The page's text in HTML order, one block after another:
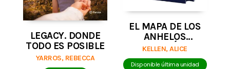
LEGACY. DONDE
TODO ES POSIBLE
YARROS, REBECCA
EL MAPA DE LOS
ANHELOS
(EDICIÓN
ESPECIAL)
KELLEN, ALICE
Disponible última unidad